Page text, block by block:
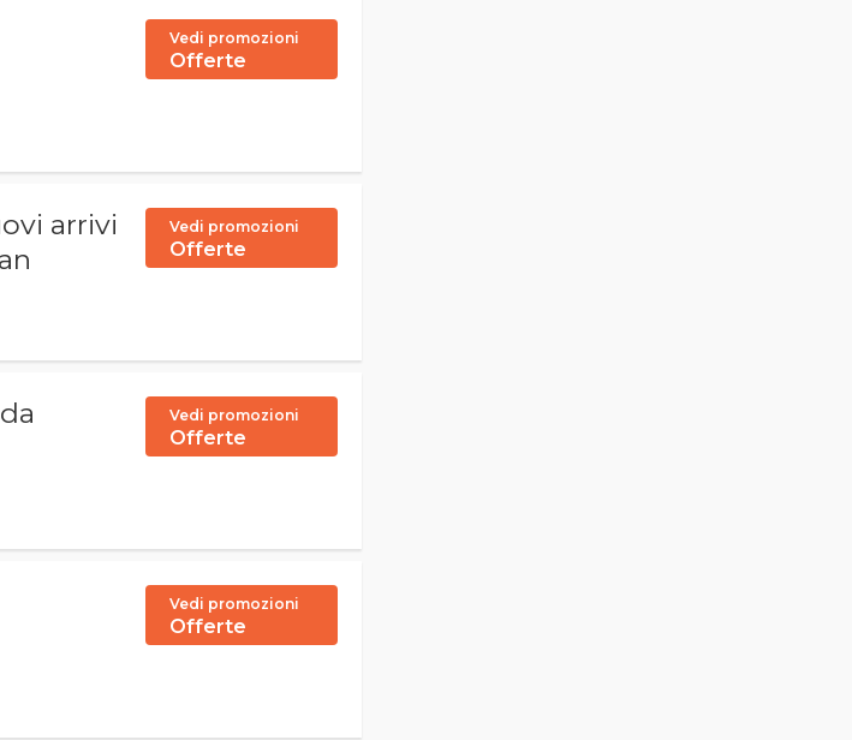
Vedi promozioni
Offerte
arrivi
Vedi promozioni
Offerte
Vedi promozioni
Offerte
Vedi promozioni
Offerte